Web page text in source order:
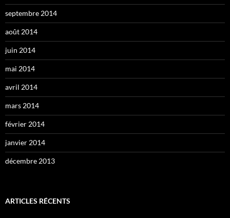
septembre 2014
août 2014
juin 2014
mai 2014
avril 2014
mars 2014
février 2014
janvier 2014
décembre 2013
ARTICLES RÉCENTS